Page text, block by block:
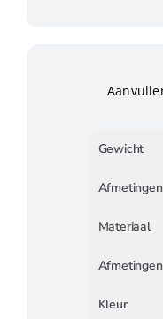
Gewicht
Afmetingen
Materiaal
Afmetingen
Kleur